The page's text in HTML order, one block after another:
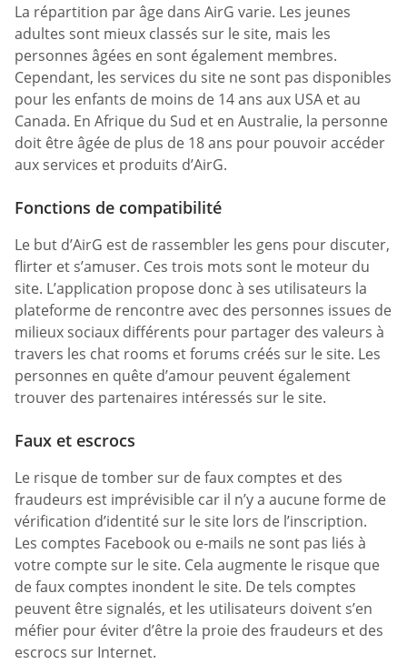
La répartition par âge dans AirG varie. Les jeunes
adultes sont mieux classés sur le site, mais les
personnes âgées en sont également membres.
Cependant, les services du site ne sont pas disponibles
pour les enfants de moins de 14 ans aux USA et au
Canada. En Afrique du Sud et en Australie, la personne
doit être âgée de plus de 18 ans pour pouvoir accéder
aux services et produits d’AirG.
Fonctions de compatibilité
Le but d’AirG est de rassembler les gens pour discuter,
flirter et s’amuser. Ces trois mots sont le moteur du
site. L’application propose donc à ses utilisateurs la
plateforme de rencontre avec des personnes issues de
milieux sociaux différents pour partager des valeurs à
travers les chat rooms et forums créés sur le site. Les
personnes en quête d’amour peuvent également
trouver des partenaires intéressés sur le site.
Faux et escrocs
Le risque de tomber sur de faux comptes et des
fraudeurs est imprévisible car il n’y a aucune forme de
vérification d’identité sur le site lors de l’inscription.
Les comptes Facebook ou e-mails ne sont pas liés à
votre compte sur le site. Cela augmente le risque que
de faux comptes inondent le site. De tels comptes
peuvent être signalés, et les utilisateurs doivent s’en
méfier pour éviter d’être la proie des fraudeurs et des
escrocs sur Internet.